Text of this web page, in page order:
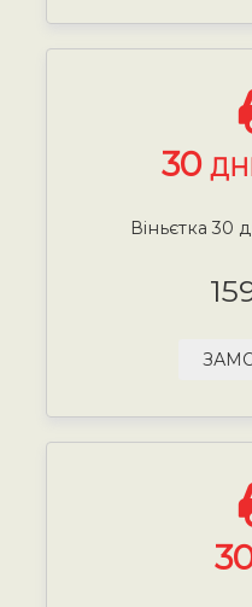
30
Віньєтка 30